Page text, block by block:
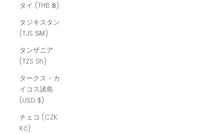
タイ (THB ฿)
タジキスタン
(TJS ЅМ)
タンザニア
(TZS Sh)
タークス・カ
イコス諸島
(USD $)
チェコ (CZK
Kč)